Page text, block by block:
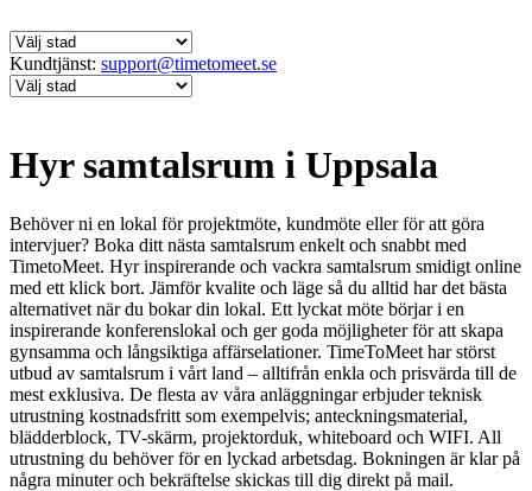
Kundtjänst: support@timetomeet.se
Hyr samtalsrum i Uppsala
Behöver ni en lokal för projektmöte, kundmöte eller för att göra
intervjuer? Boka ditt nästa samtalsrum enkelt och snabbt med
TimetoMeet. Hyr inspirerande och vackra samtalsrum smidigt online
med ett klick bort. Jämför kvalite och läge så du alltid har det bästa
alternativet när du bokar din lokal. Ett lyckat möte börjar i en
inspirerande konferenslokal och ger goda möjligheter för att skapa
gynsamma och långsiktiga affärselationer. TimeToMeet har störst
utbud av samtalsrum i vårt land – alltifrån enkla och prisvärda till de
mest exklusiva. De flesta av våra anläggningar erbjuder teknisk
utrustning kostnadsfritt som exempelvis; anteckningsmaterial,
blädderblock, TV-skärm, projektorduk, whiteboard och WIFI. All
utrustning du behöver för en lyckad arbetsdag. Bokningen är klar på
några minuter och bekräftelse skickas till dig direkt på mail.